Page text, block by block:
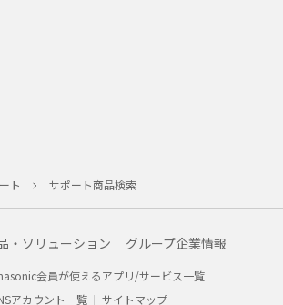
ト サポート商品検索
・ソリューション グループ企業情報
会員が使えるアプリ/サービス一覧
アカウント一覧
サイトマップ